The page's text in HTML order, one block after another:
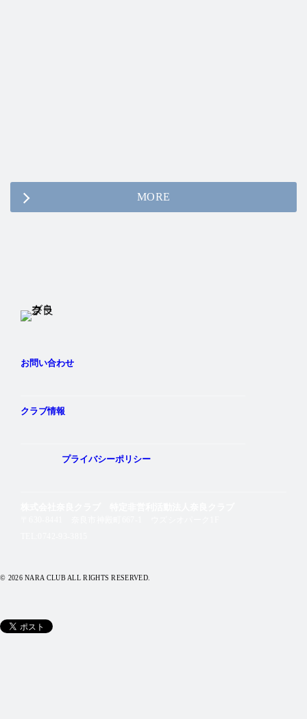
MORE
お問い合わせ
クラブ情報
プライバシーポリシー
© 2026 NARA CLUB ALL RIGHTS RESERVED.